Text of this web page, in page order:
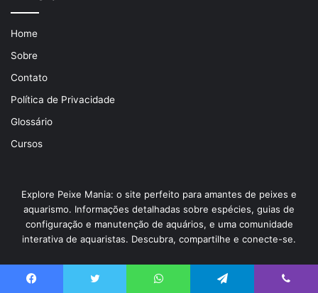
Home
Sobre
Contato
Política de Privacidade
Glossário
Cursos
Explore Peixe Mania: o site perfeito para amantes de peixes e
aquarismo. Informações detalhadas sobre espécies, guias de
configuração e manutenção de aquários, e uma comunidade
interativa de aquaristas. Descubra, compartilhe e conecte-se.
Insira